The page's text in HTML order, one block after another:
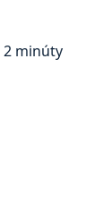
2 minúty